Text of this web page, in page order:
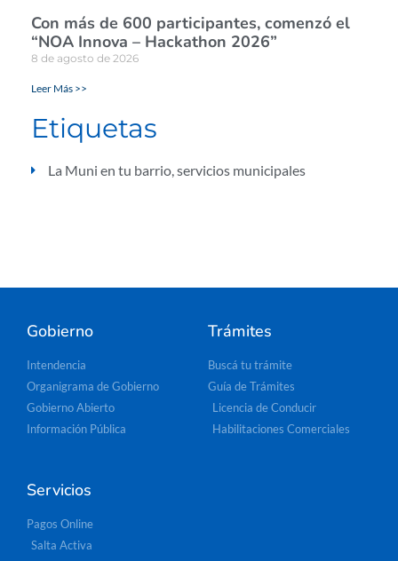
Con más de 600 participantes, comenzó el
“NOA Innova – Hackathon 2026”
8 de agosto de 2026
Leer Más >>
Etiquetas
La Muni en tu barrio,servicios municipales
Gobierno
Intendencia
Organigrama de Gobierno
Gobierno Abierto
Información Pública
Trámites
Buscá tu trámite
Guía de Trámites
Licencia de Conducir
Habilitaciones Comerciales
Servicios
Pagos Online
Salta Activa